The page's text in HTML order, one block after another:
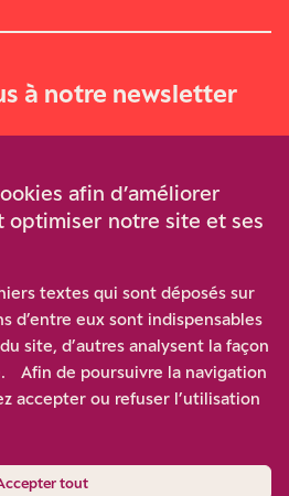
à notre newsletter
pour conforter la démocratie en
aux extrêmes, et la
en promouvant la
idées et des opinions.
soutenir
afin d’améliorer
notre site et ses
textes qui sont déposés sur
d’entre eux sont indispensables
site, d’autres analysent la façon
Afin de poursuivre la navigation
accepter ou refuser l’utilisation
tout